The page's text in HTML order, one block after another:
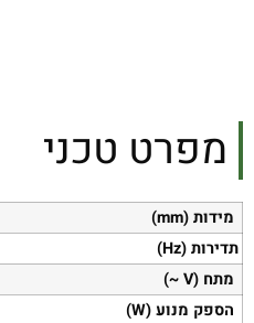
מפרט טכני
מידות (mm)
תדירות (Hz)
מתח (V ~)
הספק מנוע (W)